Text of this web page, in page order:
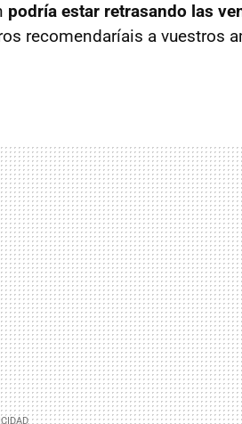
podría estar retrasando las
recomendaríais a vuestros